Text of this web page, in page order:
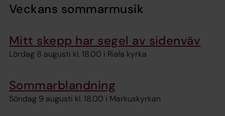
Veckans sommarmusik
Mitt skepp har segel av sidenväv
Lördag 8 augusti kl. 18.00 i Riala kyrka
Sommarblandning
Söndag 9 augusti kl. 18.00 i Markuskyrkan